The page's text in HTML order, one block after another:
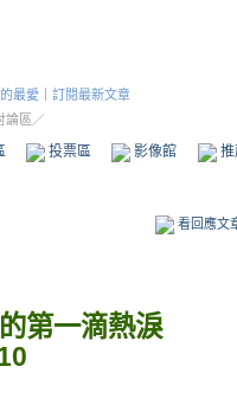
最愛
訂閱最新文章
論區／
投票區 影像館
看回應文
第一滴熱淚